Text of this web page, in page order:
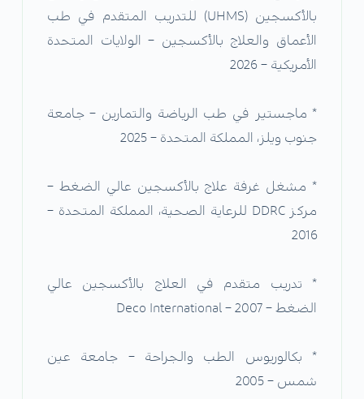
بالأكسجين (UHMS) للتدريب المتقدم في طب
الأعماق والعلاج بالأكسجين – الولايات المتحدة
الأمريكية – 2026
* ماجستير في طب الرياضة والتمارين – جامعة
جنوب ويلز، المملكة المتحدة – 2025
* مشغل غرفة علاج بالأكسجين عالي الضغط –
مركز DDRC للرعاية الصحية، المملكة المتحدة –
2016
* تدريب متقدم في العلاج بالأكسجين عالي
الضغط – Deco International – 2007
* بكالوريوس الطب والجراحة – جامعة عين
شمس – 2005